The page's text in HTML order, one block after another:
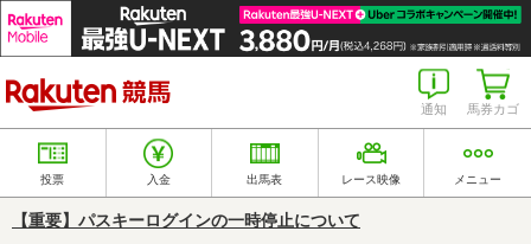
馬券カゴ
通知
投票 入金 出馬表 レース映像 メニュー
【重要】パスキーログインの一時停止について